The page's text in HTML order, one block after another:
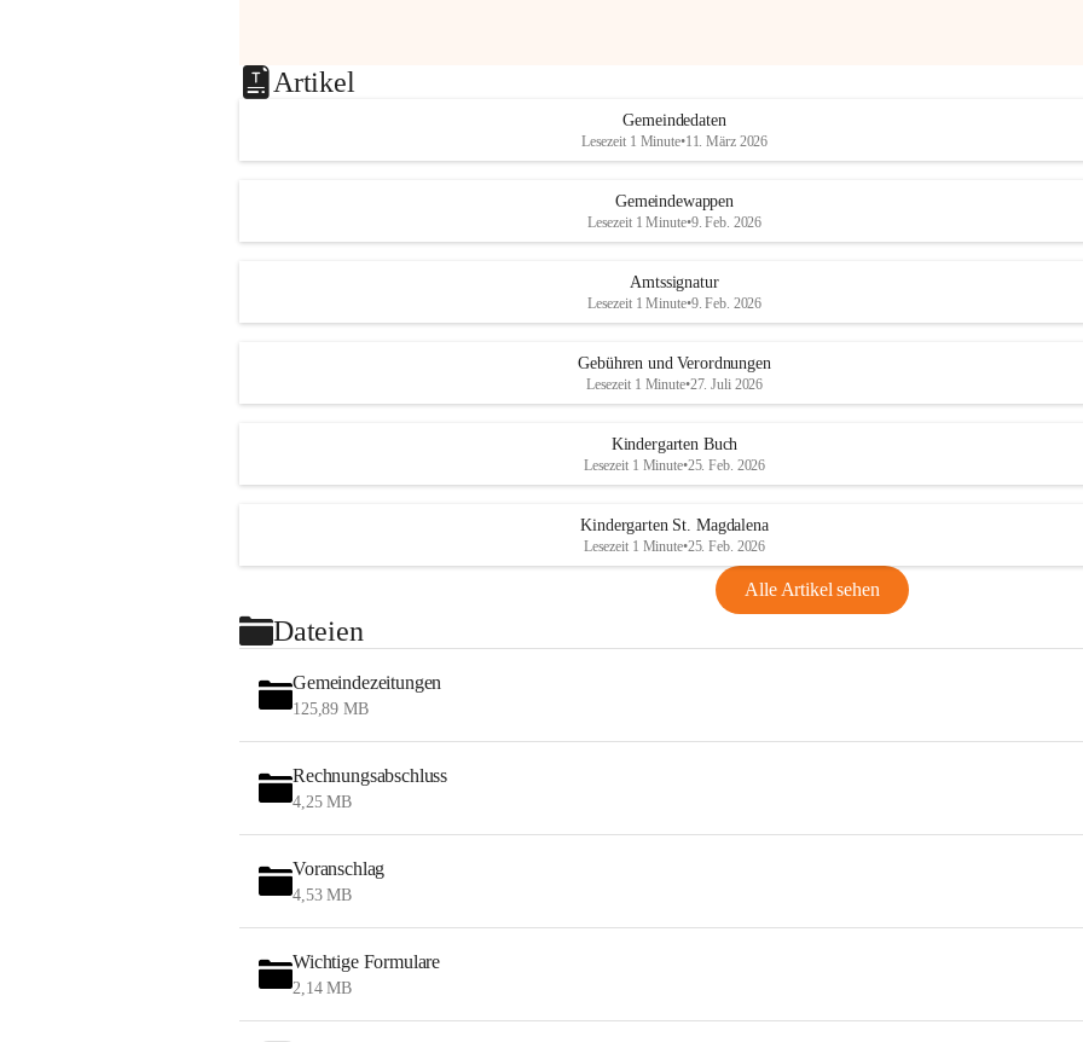
Artikel
Gemeindedaten
Lesezeit 1 Minute•11. März 2026
Gemeindewappen
Lesezeit 1 Minute•9. Feb. 2026
Amtssignatur
Lesezeit 1 Minute•9. Feb. 2026
Gebühren und Verordnungen
Lesezeit 1 Minute•27. Juli 2026
Kindergarten Buch
Lesezeit 1 Minute•25. Feb. 2026
Kindergarten St. Magdalena
Lesezeit 1 Minute•25. Feb. 2026
Alle Artikel sehen
Dateien
Gemeindezeitungen
125,89 MB
Rechnungsabschluss
4,25 MB
Voranschlag
4,53 MB
Wichtige Formulare
2,14 MB